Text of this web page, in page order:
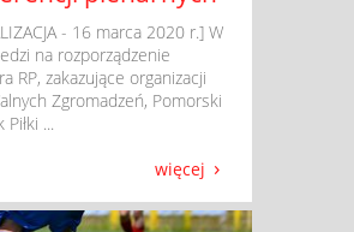
- 16 marca 2020 r.] W
na rozporządzenie
RP, zakazujące organizacji
Zgromadzeń, Pomorski
...
więcej